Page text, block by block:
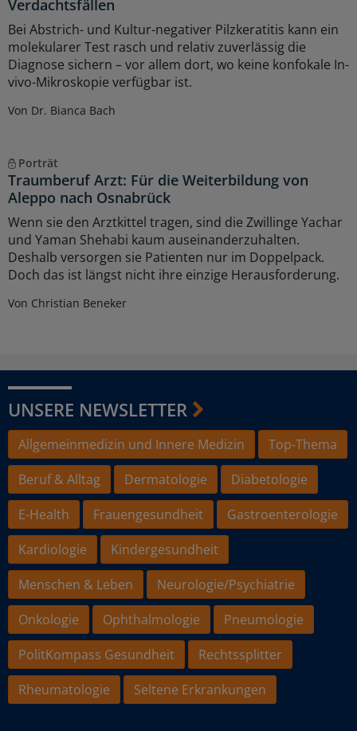
Verdachtsfällen
Bei Abstrich- und Kultur-negativer Pilzkeratitis kann ein
molekularer Test rasch und relativ zuverlässig die
Diagnose sichern – vor allem dort, wo keine konfokale In-
vivo-Mikroskopie verfügbar ist.
Von Dr. Bianca Bach
Porträt
Traumberuf Arzt: Für die Weiterbildung von
Aleppo nach Osnabrück
Wenn sie den Arztkittel tragen, sind die Zwillinge Yachar
und Yaman Shehabi kaum auseinanderzuhalten.
Deshalb versorgen sie Patienten nur im Doppelpack.
Doch das ist längst nicht ihre einzige Herausforderung.
Von Christian Beneker
UNSERE NEWSLETTER
Allgemeinmedizin und Innere Medizin
Top-Thema
Beruf & Alltag
Dermatologie
Diabetologie
E-Health
Frauengesundheit
Gastroenterologie
Kardiologie
Kindergesundheit
Menschen & Leben
Neurologie/Psychiatrie
Onkologie
Ophthalmologie
Pneumologie
PolitKompass Gesundheit
Rechtssplitter
Rheumatologie
Seltene Erkrankungen